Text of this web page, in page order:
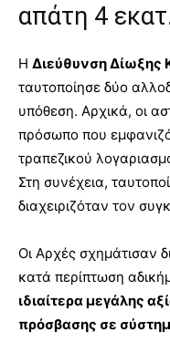
απάτη 4
Η Διεύθυνση Δίωξης
ταυτοποίησε δύο
υπόθεση. Αρχικά, οι
πρόσωπο που
τραπεζικού
Στη συνέχεια,
διαχειριζόταν τον
Οι Αρχές σχημάτισαν
κατά περίπτωση
ιδιαίτερα μεγάλης
πρόσβασης σε